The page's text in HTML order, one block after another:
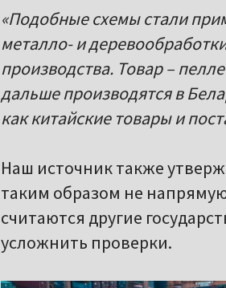
«Подобные схемы стали
металло- и
производства. Товар –
дальше производятся в
как китайские товары и
Наш источник также
таким образом не
считаются другие
усложнить проверки.